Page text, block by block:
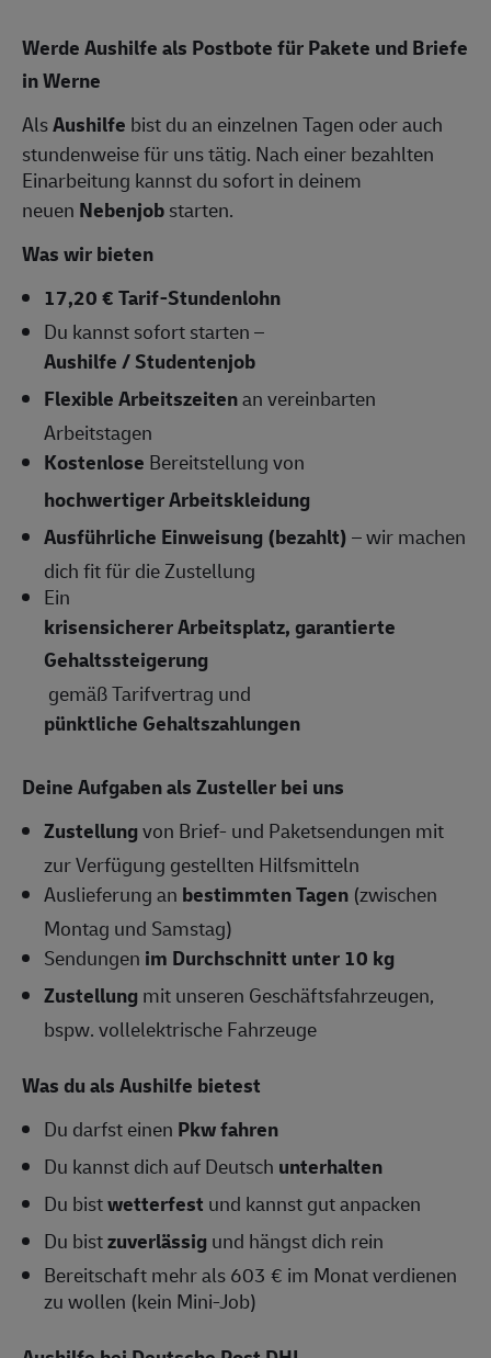
Werde Aushilfe als Postbote für Pakete und Briefe
in Werne
AlsAushilfe bist du an einzelnen Tagen oder auch
stundenweise für uns tätig. Nach einer bezahlten
Einarbeitung kannst du sofort in deinem
neuen Nebenjobstarten.
Was wir bieten
17,20 € Tarif-Stundenlohn
Du kannst sofort starten –
Aushilfe / Studentenjob
Flexible Arbeitszeitenan vereinbarten
Arbeitstagen
Kostenlose Bereitstellung von
hochwertiger Arbeitskleidung
Ausführliche Einweisung (bezahlt)– wir machen
dich fit für die Zustellung
Ein
krisensicherer Arbeitsplatz, garantierte
Gehaltssteigerung
gemäß Tarifvertrag und
pünktliche Gehaltszahlungen
Deine Aufgaben als Zusteller bei uns
Zustellungvon Brief- und Paketsendungen mit
zur Verfügung gestellten Hilfsmitteln
Auslieferung an bestimmten Tagen (zwischen
Montag und Samstag)
Sendungen im Durchschnitt unter 10 kg
Zustellungmit unseren Geschäftsfahrzeugen,
bspw. vollelektrische Fahrzeuge
Was du als Aushilfe bietest
Du darfst einen Pkw fahren
Du kannst dich auf Deutsch unterhalten
Du bistwetterfest und kannst gut anpacken
Du bistzuverlässigund hängst dich rein
Bereitschaft mehr als 603 € im Monat verdienen
zu wollen (kein Mini-Job)